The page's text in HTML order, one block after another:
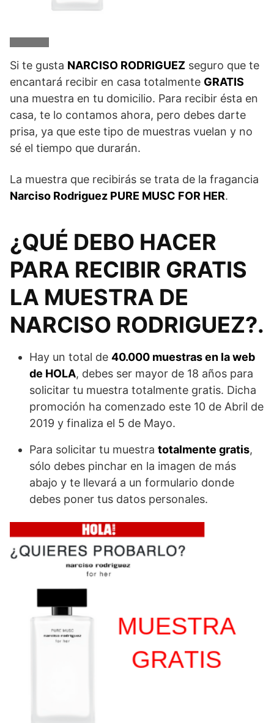
Si te gusta NARCISO RODRIGUEZ seguro que te
encantará recibir en casa totalmente GRATIS
una muestra en tu domicilio. Para recibir ésta en
casa, te lo contamos ahora, pero debes darte
prisa, ya que este tipo de muestras vuelan y no
sé el tiempo que durarán.
La muestra que recibirás se trata de la fragancia
Narciso Rodriguez PURE MUSC FOR HER.
¿QUÉ DEBO HACER
PARA RECIBIR GRATIS
LA MUESTRA DE
NARCISO RODRIGUEZ?.
Hay un total de 40.000 muestras en la web
de HOLA, debes ser mayor de 18 años para
solicitar tu muestra totalmente gratis. Dicha
promoción ha comenzado este 10 de Abril de
2019 y finaliza el 5 de Mayo.
Para solicitar tu muestra totalmente gratis,
sólo debes pinchar en la imagen de más
abajo y te llevará a un formulario donde
debes poner tus datos personales.